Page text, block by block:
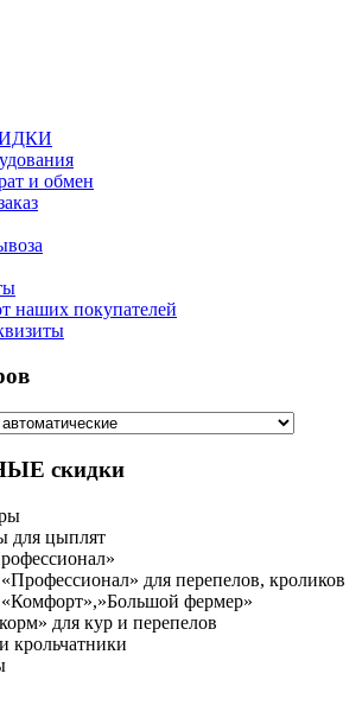
и обмен
наших покупателей
скидки
для цыплят
для перепелов, кроликов
«Комфорт»,»Большой фермер»
для кур и перепелов
крольчатники